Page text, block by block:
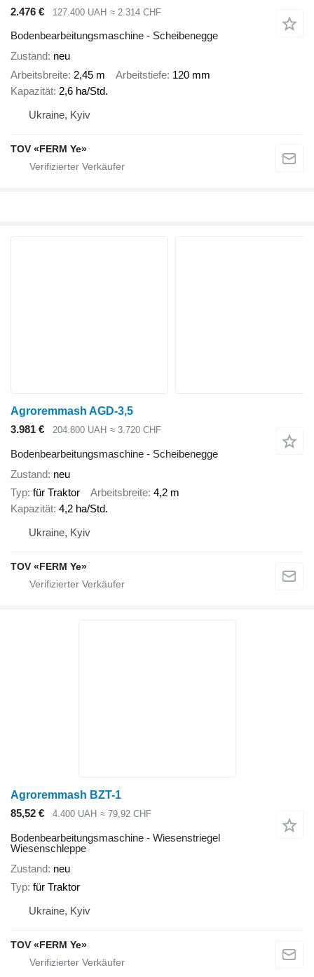
2.476 €
127.400 UAH ≈ 2.314 CHF
Bodenbearbeitungsmaschine - Scheibenegge
Zustand neu
Arbeitsbreite 2,45 m Arbeitstiefe 120 mm
Kapazität 2,6 ha/Std.
Ukraine, Kyiv
TOV «FERM Ye»
Agroremmash AGD-3,5
3.981 €
204.800 UAH ≈ 3.720 CHF
Bodenbearbeitungsmaschine - Scheibenegge
Zustand neu
Typ für Traktor Arbeitsbreite 4,2 m
Kapazität 4,2 ha/Std.
Ukraine, Kyiv
TOV «FERM Ye»
Agroremmash BZT-1
85,52 €
4.400 UAH ≈ 79,92 CHF
Bodenbearbeitungsmaschine - Wiesenstriegel
Wiesenschleppe
Zustand neu
Typ für Traktor
Ukraine, Kyiv
TOV «FERM Ye»